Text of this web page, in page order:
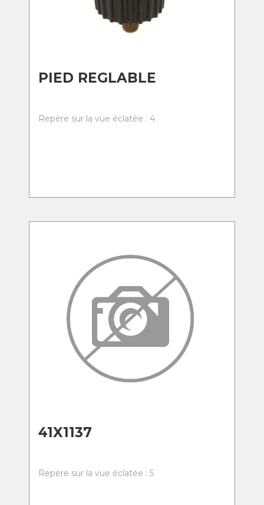
PIED REGLABLE
Repère sur la vue éclatée : 4
41X1137
Repère sur la vue éclatée : 5